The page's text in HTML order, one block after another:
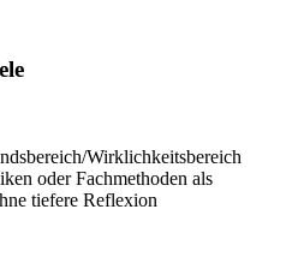
Wirklichkeitsbereich
oder Fachmethoden als
tiefere Reflexion